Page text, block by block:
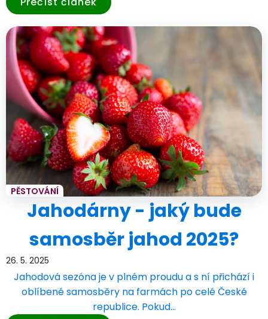
PĚSTOVÁNÍ
Jahodárny - jaký bude
samosběr jahod 2025?
26. 5. 2025
Jahodová sezóna je v plném proudu a s ní přichází i
oblíbené samosběry na farmách po celé České
republice. Pokud…